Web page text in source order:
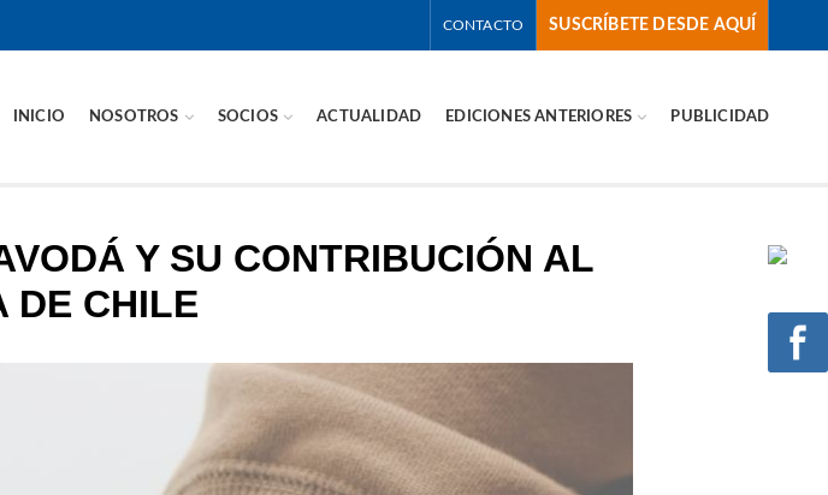
CONTACTO SUSCRÍBETE DESDE AQUÍ
INICIO NOSOTROS SOCIOS ACTUALIDAD EDICIONES ANTERIORES PUBLICIDAD
Y SU CONTRIBUCIÓN AL
DE CHILE